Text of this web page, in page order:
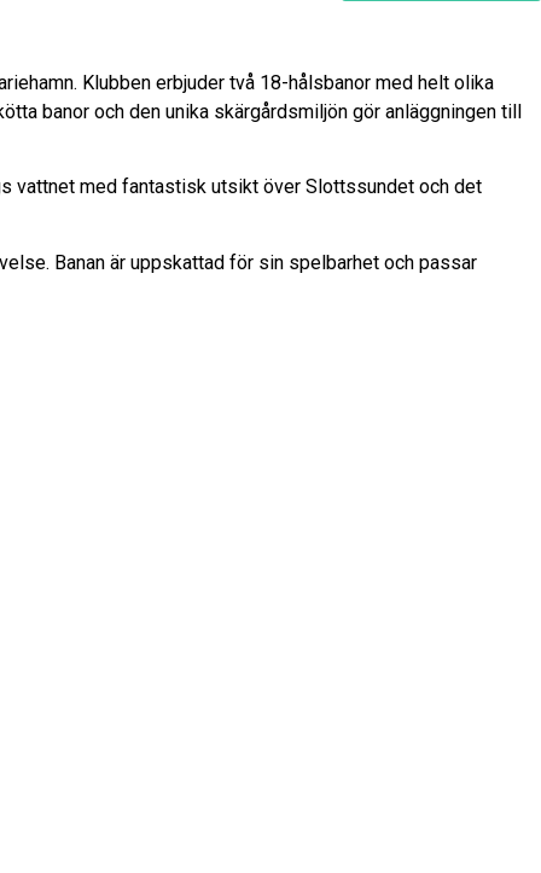
Klubben erbjuder två 18-hålsbanor med helt olika
banor och den unika skärgårdsmiljön gör anläggningen till
vattnet med fantastisk utsikt över Slottssundet och det
Banan är uppskattad för sin spelbarhet och passar